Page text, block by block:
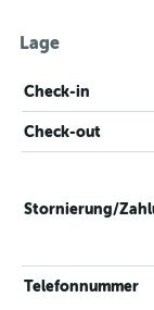
Lage
Check-in
Check-out
Stornierung/
Telefonnummer